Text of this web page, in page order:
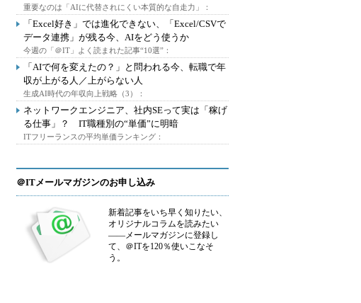
重要なのは「AIに代替されにくい本質的な自走力」：
「Excel好き」では進化できない、「Excel/CSVで
データ連携」が残る今、AIをどう使うか
今週の「＠IT」よく読まれた記事“10選”：
「AIで何を変えたの？」と問われる今、転職で年
収が上がる人／上がらない人
生成AI時代の年収向上戦略（3）：
ネットワークエンジニア、社内SEって実は「稼げ
る仕事」？ IT職種別の“単価”に明暗
ITフリーランスの平均単価ランキング：
＠ITメールマガジンのお申し込み
新着記事をいち早く知りたい、
オリジナルコラムを読みたい
――メールマガジンに登録し
て、＠ITを120％使いこなそ
う。